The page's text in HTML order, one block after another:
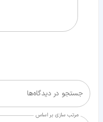
جستجو در دیدگاه‌ها
مرتب سازی بر اساس